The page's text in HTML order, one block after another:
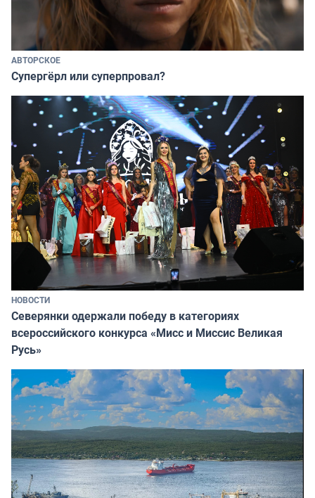
АВТОРСКОЕ
Супергёрл или суперпровал?
НОВОСТИ
Северянки одержали победу в категориях
всероссийского конкурса «Мисс и Миссис Великая
Русь»